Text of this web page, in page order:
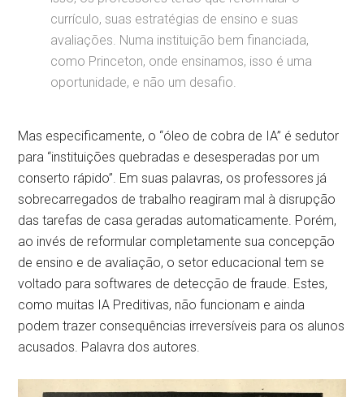
currículo, suas estratégias de ensino e suas
avaliações. Numa instituição bem financiada,
como Princeton, onde ensinamos, isso é uma
oportunidade, e não um desafio.
Mas especificamente, o “óleo de cobra de IA” é sedutor
para “instituições quebradas e desesperadas por um
conserto rápido”. Em suas palavras, os professores já
sobrecarregados de trabalho reagiram mal à disrupção
das tarefas de casa geradas automaticamente. Porém,
ao invés de reformular completamente sua concepção
de ensino e de avaliação, o setor educacional tem se
voltado para softwares de detecção de fraude. Estes,
como muitas IA Preditivas, não funcionam e ainda
podem trazer consequências irreversíveis para os alunos
acusados. Palavra dos autores.